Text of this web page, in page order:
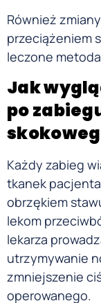
Również
przeciążeniem
leczone
Jak
po
Każdy zabieg
tkanek
obrzękiem
lekom
lekarza
utrzymywanie
zmniejszenie
operowanego.